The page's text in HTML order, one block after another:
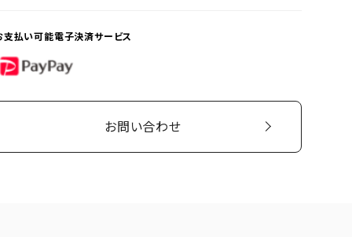
支払い可能電子決済サービス
お問い合わせ